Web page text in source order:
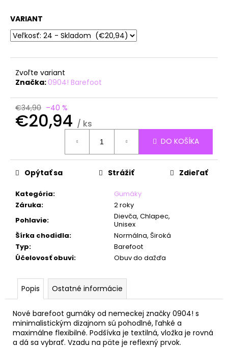
VARIANT
Zvoľte variant
Značka:0904! Barefoot
€34,90 –40 %
€20,94 / ks
DO KOŠÍKA
Kategória:
Gumáky
Záruka:
2 roky
Pohlavie:
Dievča, Chlapec,
Unisex
Šírka chodidla:
Normálna, Široká
Typ:
Barefoot
Účelovosť obuvi: Obuv do dažďa
Opýtať sa Strážiť Zdieľať
Popis Ostatné informácie
Nové barefoot gumáky od nemeckej značky 0904! s
minimalistickým dizajnom sú pohodlné, ľahké a
maximálne flexibilné. Podšívka je textilná, vložka je rovná
a dá sa vybrať. Vzadu na päte je reflexný prvok.
á
j
s
?
O
d
o
ú
a
m
e